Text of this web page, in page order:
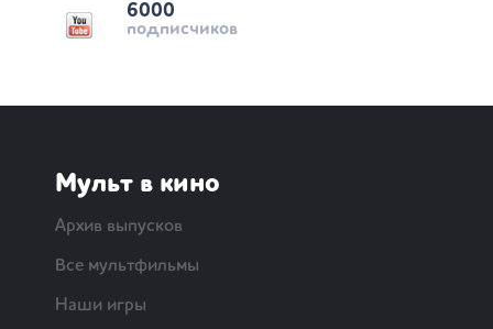
6000
подписчиков
Мульт в кино
Архив выпусков
Все мультфильмы
Наши игры